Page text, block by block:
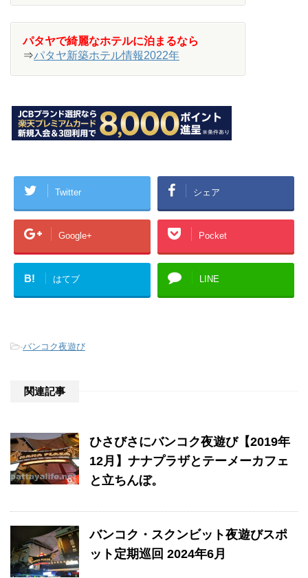
パタヤで綺麗なホテルに泊まるなら
⇒パタヤ新築ホテル情報2022年
Twitter シェア
Google+ Pocket
B! はてブ LINE
-バンコク夜遊び
関連記事
ひさびさにバンコク夜遊び【2019年
12月】ナナプラザとテーメーカフェ
と立ちんぼ。
バンコク・スクンビット夜遊びスポ
ット定期巡回 2024年6月